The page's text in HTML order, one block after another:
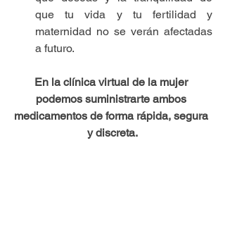
que tu vida y tu fertilidad y
maternidad no se verán afectadas
a futuro.
En la clínica virtual de la mujer
podemos suministrarte ambos
medicamentos de forma rápida, segura
y discreta.